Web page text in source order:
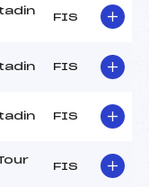
FIS
FIS
FIS
FIS